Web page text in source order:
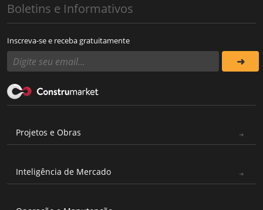
Boletins e Informativos
Inscreva-se e receba gratuitamente
Projetos e Obras
Inteligência de Mercado